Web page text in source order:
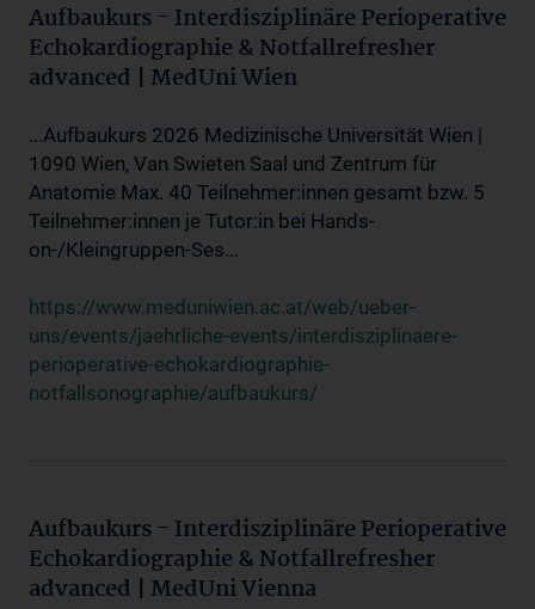
Aufbaukurs - Interdisziplinäre Perioperative
Echokardiographie & Notfallrefresher
advanced | MedUni Wien
...Aufbaukurs 2026 Medizinische Universität Wien |
1090 Wien, Van Swieten Saal und Zentrum für
Anatomie Max. 40 Teilnehmer:innen gesamt bzw. 5
Teilnehmer:innen je Tutor:in bei Hands-
on-/Kleingruppen-Ses...
https://www.meduniwien.ac.at/web/ueber-
uns/events/jaehrliche-events/interdisziplinaere-
perioperative-echokardiographie-
notfallsonographie/aufbaukurs/
Aufbaukurs - Interdisziplinäre Perioperative
Echokardiographie & Notfallrefresher
advanced | MedUni Vienna